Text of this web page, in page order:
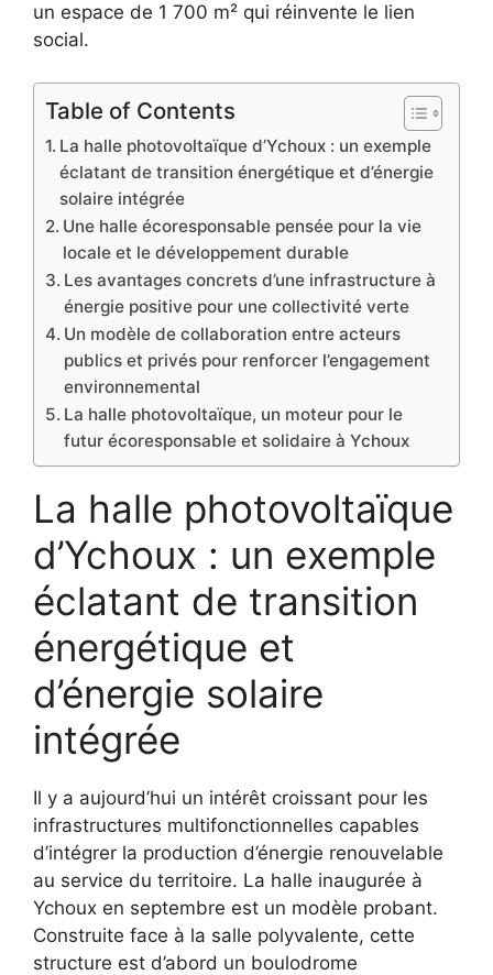
un espace de 1 700 m² qui réinvente le lien
social.
Table of Contents
La halle photovoltaïque d’Ychoux : un exemple
éclatant de transition énergétique et d’énergie
solaire intégrée
Une halle écoresponsable pensée pour la vie
locale et le développement durable
Les avantages concrets d’une infrastructure à
énergie positive pour une collectivité verte
Un modèle de collaboration entre acteurs
publics et privés pour renforcer l’engagement
environnemental
La halle photovoltaïque, un moteur pour le
futur écoresponsable et solidaire à Ychoux
La halle photovoltaïque
d’Ychoux : un exemple
éclatant de transition
énergétique et
d’énergie solaire
intégrée
Il y a aujourd’hui un intérêt croissant pour les
infrastructures multifonctionnelles capables
d’intégrer la production d’énergie renouvelable
au service du territoire. La halle inaugurée à
Ychoux en septembre est un modèle probant.
Construite face à la salle polyvalente, cette
structure est d’abord un boulodrome